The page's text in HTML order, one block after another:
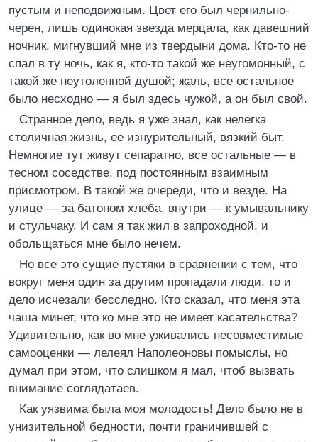
пустым и неподвижным. Цвет его был чернильно-
черен, лишь одинокая звезда мерцала, как давешний
ночник, мигнувший мне из твердыни дома. Кто-то не
спал в ту ночь, как я, кто-то такой же неугомонный, с
такой же неутоленной душой; жаль, все остальное
было несходно — я был здесь чужой, а он был свой.
Странное дело, ведь я уже знал, как нелегка
столичная жизнь, ее изнурительный, вязкий быт.
Немногие тут живут сепаратно, все остальные — в
тесном соседстве, под постоянным взаимным
присмотром. В такой же очереди, что и везде. На
улице — за батоном хлеба, внутри — к умывальнику
и стульчаку. И сам я так жил в запроходной, и
обольщаться мне было нечем.
Но все это сущие пустяки в сравнении с тем, что
вокруг меня один за другим пропадали люди, то и
дело исчезали бесследно. Кто сказал, что меня эта
чаша минет, что ко мне это не имеет касательства?
Удивительно, как во мне уживались несовместимые
самооценки — лелеял Наполеоновы помыслы, но
думал при этом, что слишком я мал, чтоб вызвать
внимание соглядатаев.
Как уязвима была моя молодость! Дело было не в
унизительной бедности, почти граничившей с